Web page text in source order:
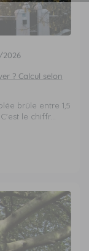
2026
? Calcul selon
brûle entre 1,5
le chiffr...